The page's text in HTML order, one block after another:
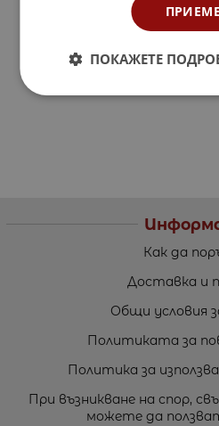
Как да
Доставка и
Общи условия
Политиката за
Политика за
При възникване на спор,
можете да
ПОКАЖЕТЕ